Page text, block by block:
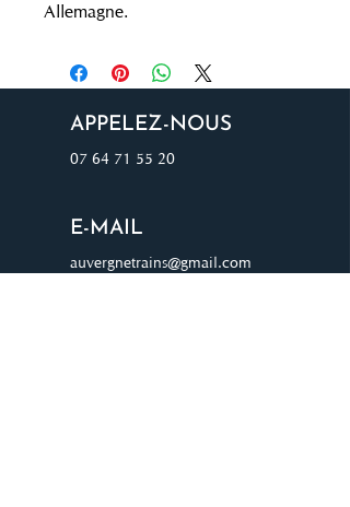
Allemagne.
APPELEZ-NOUS
07 64 71 55 20
E-MAIL
auvergnetrains@gmail.com